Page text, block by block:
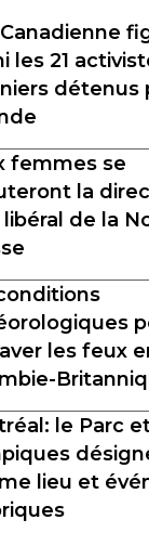
les 21
détenus
femmes se
la
libéral de la
les feux
le Parc
lieu et